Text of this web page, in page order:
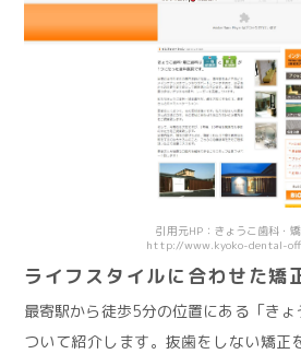
引用元HP：きょうこ歯科・
http://www.kyoko-dental-
ライフスタイルに合わせた矯
最寄駅から徒歩5分の位置にある「き
ついて紹介します。抜歯をしない矯正